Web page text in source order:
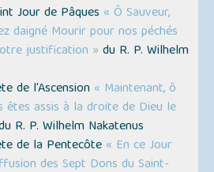
Jour de Pâques « Ô Sauveur,
daigné Mourir pour nos péchés
justification » du R. P. Wilhelm
de l'Ascension « Maintenant, ô
êtes assis à la droite de Dieu le
R. P. Wilhelm Nakatenus
de la Pentecôte « En ce Jour
des Sept Dons du Saint-